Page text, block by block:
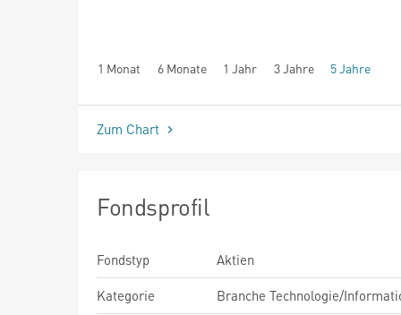
1 Monat 6 Monate 1 Jahr 3 Jahre 5 Jahre
seit Beginn
Zum Chart
Fondsprofil
Fondstyp
Aktien
Kategorie
Branche Technologie/